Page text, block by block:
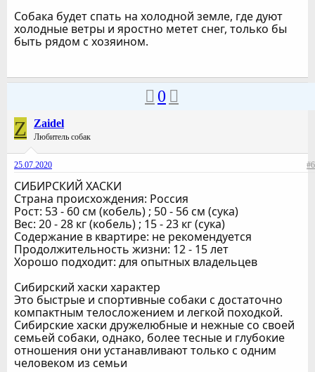
Собака будет спать на холодной земле, где дуют
холодные ветры и яростно метет снег, только бы
быть рядом с хозяином.
0
Z Zaidel
Любитель собак
25.07.2020 #6
СИБИРСКИЙ ХАСКИ
Страна происхождения: Россия
Рост: 53 - 60 см (кобель) ; 50 - 56 см (сука)
Вес: 20 - 28 кг (кобель) ; 15 - 23 кг (сука)
Содержание в квартире: не рекомендуется
Продолжительность жизни: 12 - 15 лет
Хорошо подходит: для опытных владельцев
Сибирский хаски характер
Это быстрые и спортивные собаки с достаточно
компактным телосложением и легкой походкой.
Сибирские хаски дружелюбные и нежные со своей
семьей собаки, однако, более тесные и глубокие
отношения они устанавливают только с одним
человеком из семьи